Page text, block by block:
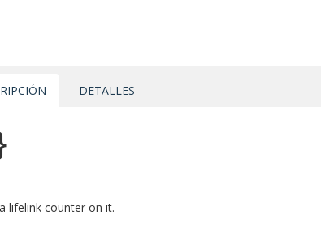
DETALLES
lifelink counter on it.